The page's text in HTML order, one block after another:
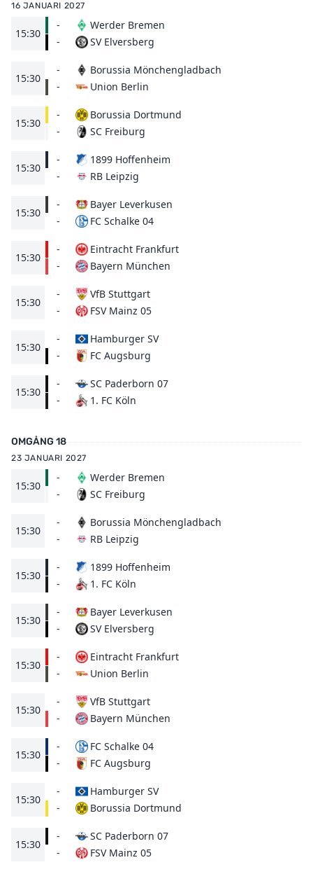
16 JANUARI 2027
15:30
-
-
Werder Bremen
SV Elversberg
15:30
-
-
Borussia Mönchengladbach
Union Berlin
15:30
-
-
Borussia Dortmund
SC Freiburg
15:30
-
-
1899 Hoffenheim
RB Leipzig
15:30
-
-
Bayer Leverkusen
FC Schalke 04
15:30
-
-
Eintracht Frankfurt
Bayern München
15:30
-
-
VfB Stuttgart
FSV Mainz 05
15:30
-
-
Hamburger SV
FC Augsburg
15:30
-
-
SC Paderborn 07
1. FC Köln
OMGÅNG 18
23 JANUARI 2027
15:30
-
-
Werder Bremen
SC Freiburg
15:30
-
-
Borussia Mönchengladbach
RB Leipzig
15:30
-
-
1899 Hoffenheim
1. FC Köln
15:30
-
-
Bayer Leverkusen
SV Elversberg
15:30
-
-
Eintracht Frankfurt
Union Berlin
15:30
-
-
VfB Stuttgart
Bayern München
15:30
-
-
FC Schalke 04
FC Augsburg
15:30
-
-
Hamburger SV
Borussia Dortmund
15:30
-
-
SC Paderborn 07
FSV Mainz 05